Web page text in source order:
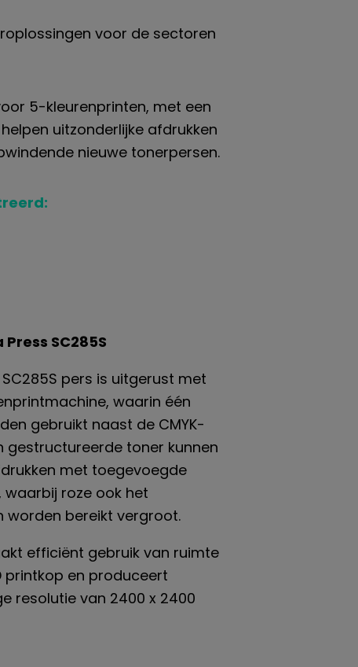
voor de sectoren
5-kleurenprinten, met een
uitzonderlijke afdrukken
nieuwe tonerpersen.
Press SC285S
pers is uitgerust met
waarin één
gebruikt naast de CMYK-
gestructureerde toner kunnen
met toegevoegde
roze ook het
worden bereikt vergroot.
efficiënt gebruik van ruimte
printkop en produceert
resolutie van 2400 x 2400